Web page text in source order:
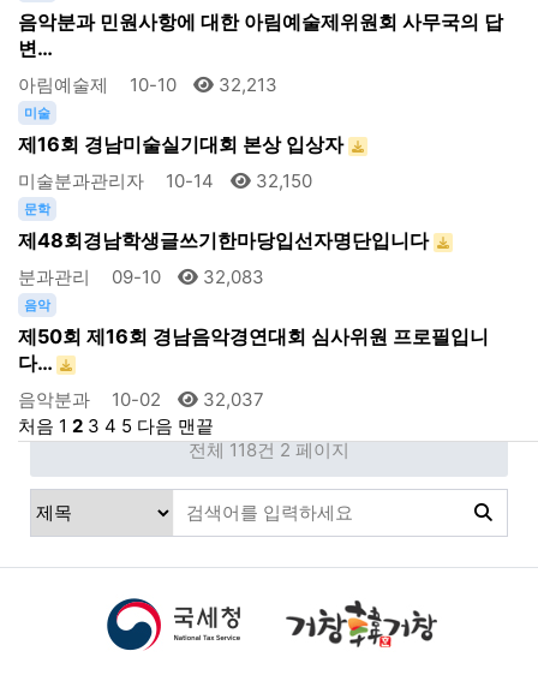
음악분과 민원사항에 대한 아림예술제위원회 사무국의 답
변…
아림예술제 10-10 32,213
미술
제16회 경남미술실기대회 본상 입상자
미술분과관리자 10-14 32,150
문학
제48회경남학생글쓰기한마당입선자명단입니다
분과관리 09-10 32,083
음악
제50회 제16회 경남음악경연대회 심사위원 프로필입니
다…
음악분과 10-02
32,037
처음 1 2 3 4 5 다음 맨끝
전체 118건 2 페이지